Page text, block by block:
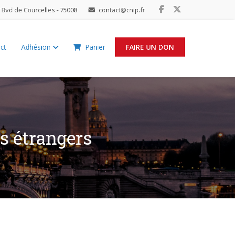
Bvd de Courcelles - 75008 contact@cnip.fr
FAIRE UN DON
Adhésion Panier
étrangers